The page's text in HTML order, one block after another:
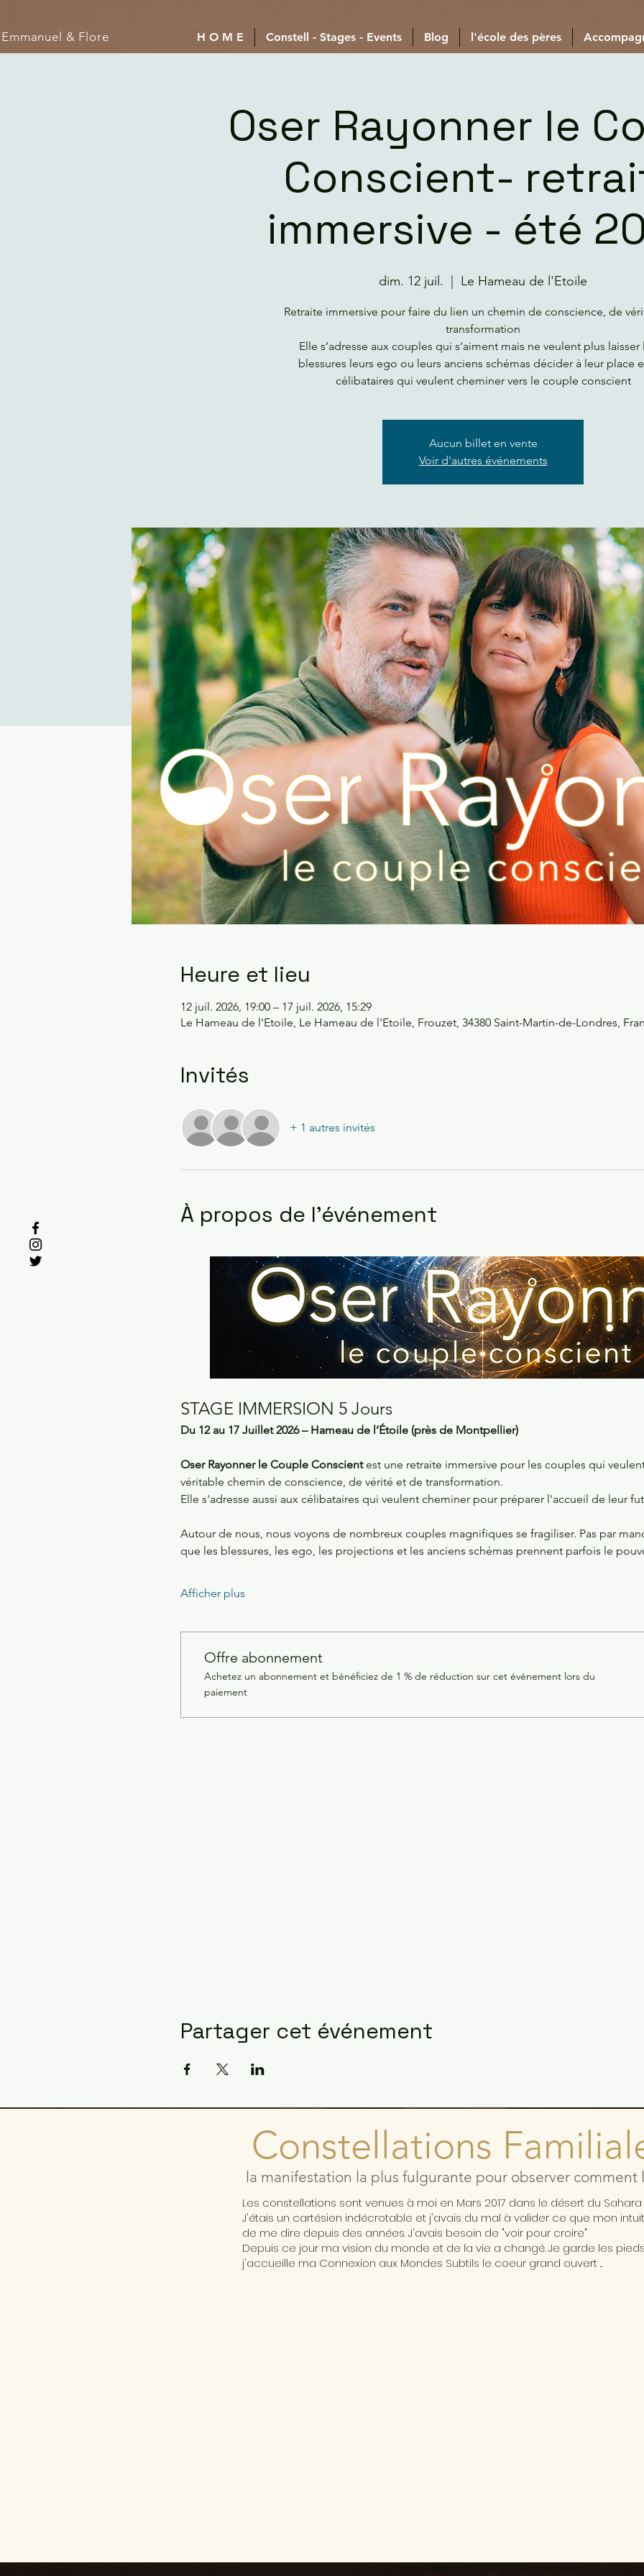
Emmanuel & Flore H O M E Constell - Stages - Events Blog l'école des pères
Oser Rayonner le
Conscient-
immersive - été
dim. 12 juil. Le Hameau de l'Etoile
Retraite immersive pour faire du lien un chemin de conscience, de
transformation
Elle s’adresse aux couples qui s’aiment mais ne veulent plus laisser
blessures leurs ego ou leurs anciens schémas décider à leur place
célibataires qui veulent cheminer vers le couple conscient
Aucun billet en vente
Voir d'autres événements
Heure et lieu
12 juil. 2026, 19:00 – 17 juil. 2026, 15:29
Le Hameau de l'Etoile, Le Hameau de l'Etoile, Frouzet, 34380 Saint-Martin-de-Londres,
Invités
+ 1 autres invités
À propos de l'événement
STAGE IMMERSION 5 Jours
Du 12 au 17 Juillet 2026 – Hameau de l’Étoile (près de Montpellier)
Oser Rayonner le Couple Conscient est une retraite immersive pour les couples qui
véritable chemin de conscience, de vérité et de transformation.
Elle s'adresse aussi aux célibataires qui veulent cheminer pour préparer l'accueil de leur
Autour de nous, nous voyons de nombreux couples magnifiques se fragiliser. Pas par
que les blessures, les ego, les projections et les anciens schémas prennent parfois le
Afficher plus
Offre abonnement
Achetez un abonnement et bénéficiez de 1 % de réduction sur cet événement lors du
paiement
Partager cet événement
Constellations
la manifestation la plus fulgurante pour observer comment
Les constellations sont venues à moi en Mars 2017 dans le désert du Sahara
J'étais un cartésien indécrotable et j'avais du mal à valider ce que mon
de me dire depuis des années. J'avais besoin de "voir pour croire"
Depuis ce jour ma vision du monde et de la vie a changé. Je garde les
j'accueille ma Connexion aux Mondes Subtils le coeur grand ouvert ...
Mentions légales et conditions générales de vente